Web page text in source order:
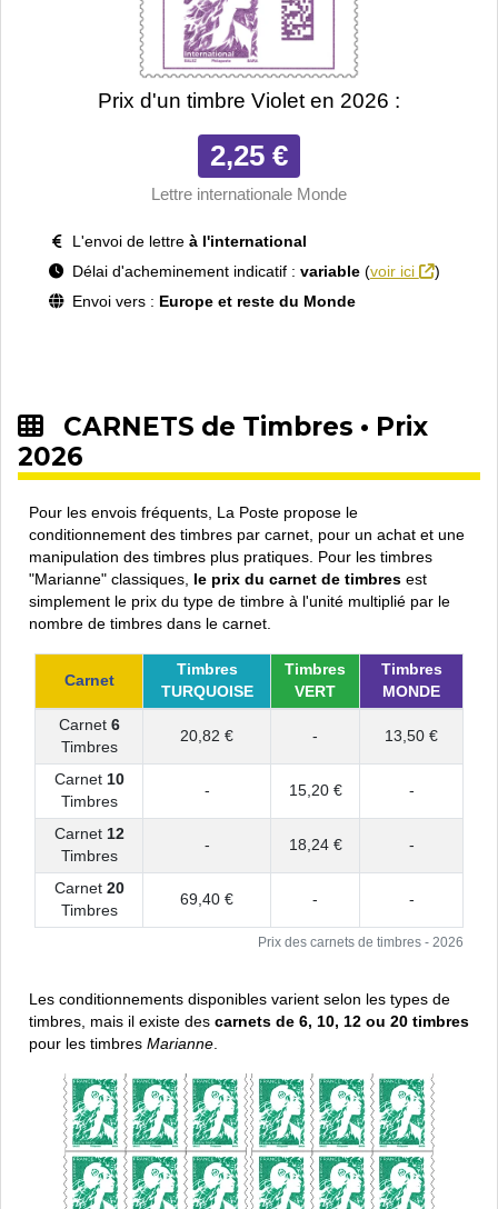
Prix d'un timbre Violet en 2026 :
2,25 €
Lettre internationale Monde
L'envoi de lettre à l'international
Délai d'acheminement indicatif : variable(voir ici
)
Envoi vers : Europe et reste du Monde
CARNETS de Timbres • Prix
2026
Pour les envois fréquents, La Poste propose le
conditionnement des timbres par carnet, pour un achat et une
manipulation des timbres plus pratiques. Pour les timbres
"Marianne" classiques,
le prix du carnet de timbresest
simplement le prix du type de timbre à l'unité multiplié par le
nombre de timbres dans le carnet.
Prix des carnets de timbres - 2026
Carnet
Timbres
TURQUOISE
Timbres
VERT
Timbres
MONDE
Carnet 6
Timbres
20,82 € - 13,50 €
Carnet 10
Timbres
- 15,20 € -
Carnet 12
Timbres
- 18,24 € -
Carnet 20
Timbres
69,40 € - -
Les conditionnements disponibles varient selon les types de
timbres, mais il existe des carnets de 6, 10, 12 ou 20 timbres
pour les timbres Marianne.